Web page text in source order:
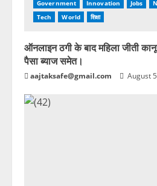
Government
Innovation Jobs
Tech
World शिक्षा
ऑनलाइन ठगी के बाद महिला जीती
पैसा ब्याज समेत।
aajtaksafe@gmail.com August